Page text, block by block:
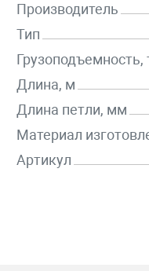
Производитель
Тип
Грузоподъемность,
Длина, м
Длина петли, мм
Материал
Артикул